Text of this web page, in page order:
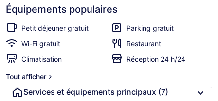
Équipements populaires
Petit déjeuner gratuit
Parking gratuit
Wi-Fi gratuit
Restaurant
Climatisation
Réception 24 h/24
Tout afficher
Services et équipements principaux (7)